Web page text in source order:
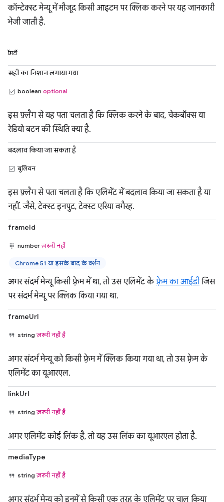
कॉन्टेक्स्ट मेन्यू में मौजूद किसी आइटम पर क्लिक करने पर यह जानकारी
भेजी जाती है.
प्रॉपर्टी
सही का निशान लगाया गया
boolean optional
इस फ़्लैग से यह पता चलता है कि क्लिक करने के बाद, चेकबॉक्स या
रेडियो बटन की स्थिति क्या है.
बदलाव किया जा सकता है
बूलियन
इस फ़्लैग से पता चलता है कि एलिमेंट में बदलाव किया जा सकता है या
नहीं. जैसे, टेक्स्ट इनपुट, टेक्स्ट एरिया वगैरह.
frameId
numberज़रूरी नहीं
Chrome 51 या इसके बाद के वर्शन
अगर संदर्भ मेन्यू किसी फ़्रेम में था, तो उस एलिमेंट केफ़्रेम का आईडीजिस
पर संदर्भ मेन्यू पर क्लिक किया गया था.
frameUrl
stringज़रूरी नहीं है
अगर संदर्भ मेन्यू को किसी फ़्रेम में क्लिक किया गया था, तो उस फ़्रेम के
एलिमेंट का यूआरएल.
linkUrl
stringज़रूरी नहीं है
अगर एलिमेंट कोई लिंक है, तो यह उस लिंक का यूआरएल होता है.
mediaType
stringज़रूरी नहीं है
अगर संदर्भ मेन्यू को इनमें से किसी एक तरह के एलिमेंट पर चालू किया